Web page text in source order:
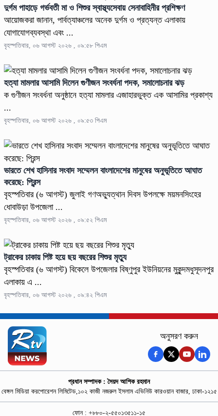
দুর্গম পাহাড়ে গর্ভবতী মা ও শিশুর স্বাস্থ্যসেবায় সেনাবাহিনীর প্রশিক্ষণ
আয়োজকরা জানান, পার্বত্যাঞ্চলের অনেক দুর্গম ও প্রত্যন্ত এলাকায়
যোগাযোগব্যবস্থা এবং ...
বৃহস্পতিবার, ০৬ আগস্ট ২০২৬ , ০৯:৫৮ পিএম
হত্যা মামলার আসামি দিলেন গুণীজন সংবর্ধনা পদক, সমালোচনার ঝড়
ক গুণীজন সংবর্ধনা অনুষ্ঠানে হত্যা মামলার এজাহারভুক্ত এক আসামির প্রকাশ্য
...
বৃহস্পতিবার, ০৬ আগস্ট ২০২৬ , ০৯:৫৩ পিএম
ভারতে শেখ হাসিনার সংবাদ সম্মেলন বাংলাদেশের মানুষের অনুভূতিতে আঘাত
করেছে: প্রিন্স
বৃহস্পতিবার (৬ আগস্ট) জুলাই গণঅভ্যুত্থান দিবস উপলক্ষে ময়মনসিংহের
ধোবাউড়া উপজেলা ...
বৃহস্পতিবার, ০৬ আগস্ট ২০২৬ , ০৯:৫২ পিএম
ট্রাকের চাকায় পিষ্ট হয়ে ছয় বছরের শিশুর মৃত্যু
বৃহস্পতিবার (৬ আগস্ট) বিকেলে উপজেলার বিষ্ণুপুর ইউনিয়নের মুকুন্দমধুসূদনপুর
এলাকায় এ ...
বৃহস্পতিবার, ০৬ আগস্ট ২০২৬ , ০৯:৪২ পিএম
অনুসরণ করুন
প্রধান সম্পাদক : সৈয়দ আশিক রহমান
বেঙ্গল মিডিয়া করপোরেশন লিমিটেড,১০২ কাজী নজরুল ইসলাম এভিনিউ কারওয়ান বাজার, ঢাকা-১২১৫
ফোন : +৮৮০-২-৫৫০১৩৫১১-১৫